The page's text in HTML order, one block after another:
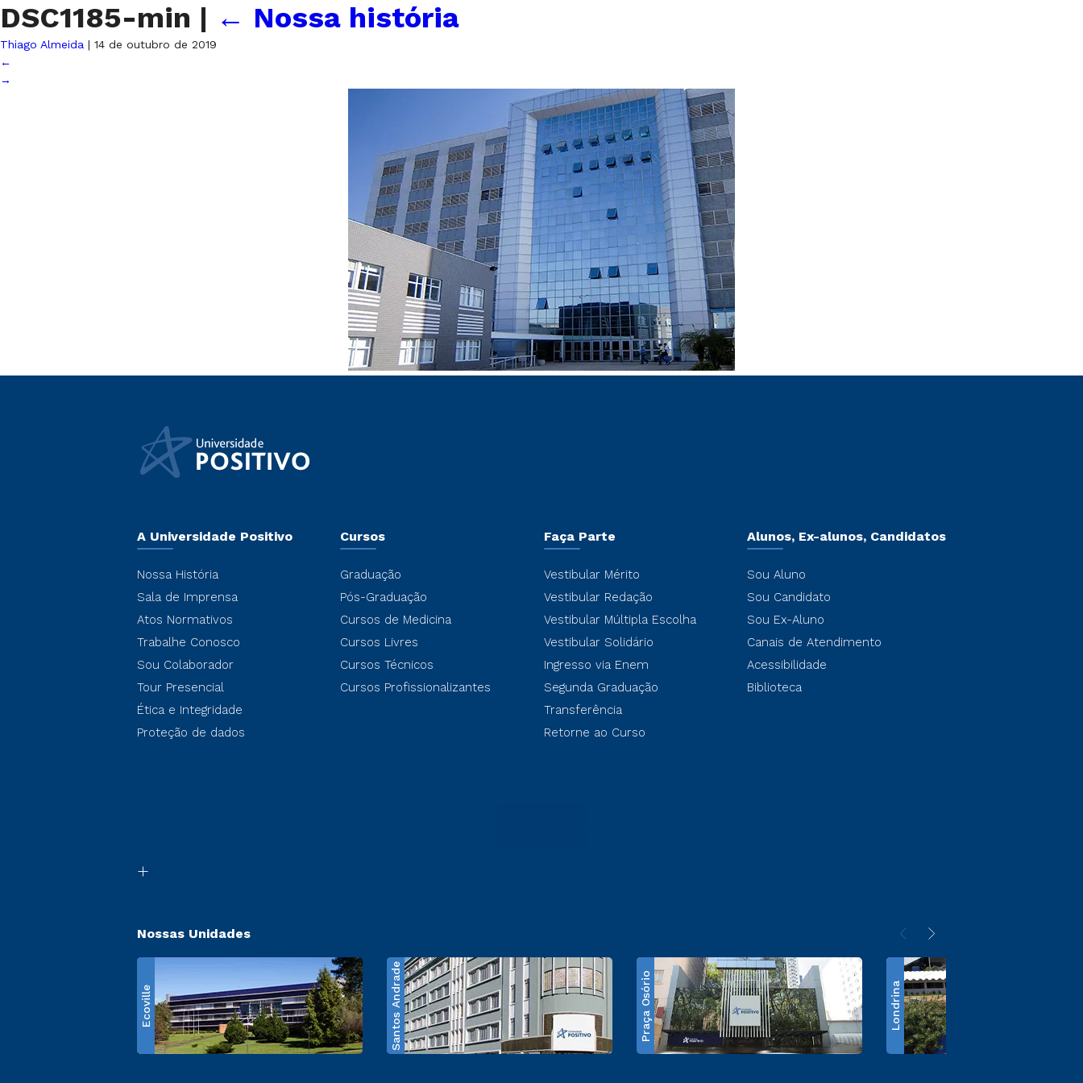
DSC1185-min | ← Nossa história
Thiago Almeida | 14 de outubro de 2019
←
→
A Universidade Positivo
Nossa História
Sala de Imprensa
Atos Normativos
Trabalhe Conosco
Sou Colaborador
Tour Presencial
Ética e Integridade
Proteção de dados
Cursos
Graduação
Pós-Graduação
Cursos de Medicina
Cursos Livres
Cursos Técnicos
Cursos Profissionalizantes
Faça Parte
Vestibular Mérito
Vestibular Redação
Vestibular Múltipla Escolha
Vestibular Solidário
Ingresso via Enem
Segunda Graduação
Transferência
Retorne ao Curso
Alunos, Ex-alunos, Candidatos
Sou Aluno
Sou Candidato
Sou Ex-Aluno
Canais de Atendimento
Acessibilidade
Biblioteca
Nossas Unidades
Ecoville Santos Andrade Praça Osório Londrina